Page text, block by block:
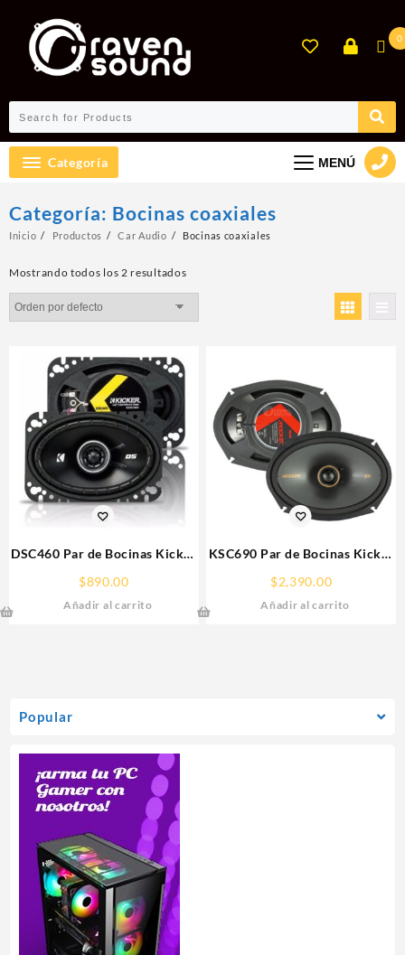
contenido
0
Categoría MENÚ
Popular
Categoría: Bocinas coaxiales
Inicio Productos Car Audio Bocinas coaxiales
Mostrando todos los 2 resultados
DSC460 Par de Bocinas Kicker
$890.00
Añadir al carrito
KSC690 Par de Bocinas Kicker
$2,390.00
Añadir al carrito